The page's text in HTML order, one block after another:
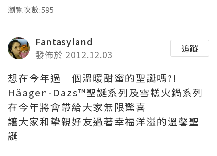
瀏覽次數:595
Fantasyland
發佈於 2012.12.03
追蹤
想在今年過一個溫暖甜蜜的聖誕嗎?!
Häagen-Dazs™聖誕系列及雪糕火鍋系列
在今年將會帶給大家無限驚喜
讓大家和挚親好友過著幸福洋溢的溫馨聖
誕